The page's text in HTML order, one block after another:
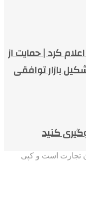
کرد | حمایت از
بازار توافقی
کنید
تجارت است و کپی